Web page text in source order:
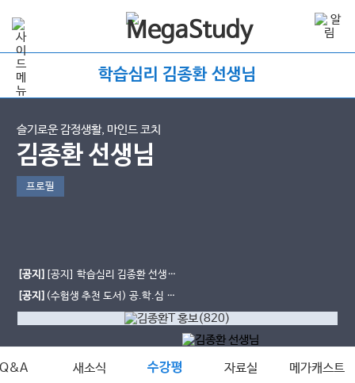
학습심리 김종환 선생님
슬기로운 감정생활, 마인드 코치
김종환 선생님
프로필
[공지] [공지] 학습심리 김종환 선생님
MBTI 검사권 판매 종료 안내
[공지] (수험생 추천 도서) 공.학.심 /
공부에 지친 학생들을 위한 심리수업
새소식 수강평 자료실 메가캐스트